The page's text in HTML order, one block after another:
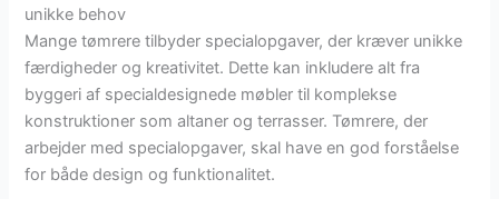
unikke behov
Mange tømrere tilbyder specialopgaver, der kræver unikke
færdigheder og kreativitet. Dette kan inkludere alt fra
byggeri af specialdesignede møbler til komplekse
konstruktioner som altaner og terrasser. Tømrere, der
arbejder med specialopgaver, skal have en god forståelse
for både design og funktionalitet.